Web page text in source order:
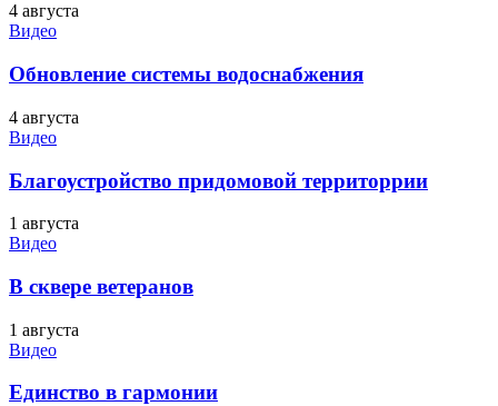
4 августа
Видео
Обновление системы водоснабжения
4 августа
Видео
Благоустройство придомовой территоррии
1 августа
Видео
В сквере ветеранов
1 августа
Видео
Единство в гармонии